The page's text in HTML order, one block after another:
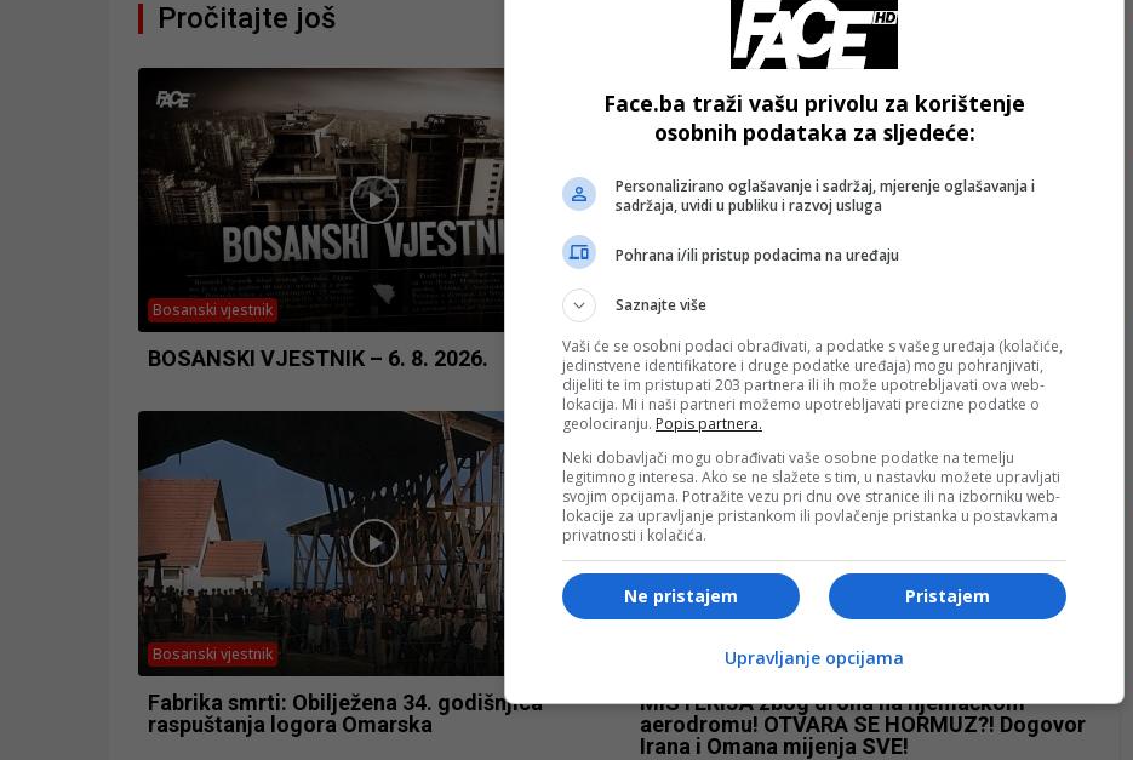
Pročitajte još
Bosanski vjestnik
BOSANSKI VJESTNIK – 6. 8. 2026.
Bosanski vjestnik
Mattu Josephu uručeno priznanje „Počasni
građanin Grada Sarajeva“
Bosanski vjestnik
Fabrika smrti: Obilježena 34. godišnjica
raspuštanja logora Omarska
Bosanski vjestnik
MISTERIJA zbog drona na njemačkom
aerodromu! OTVARA SE HORMUZ?! Dogovor
Irana i Omana mijenja SVE!
Face.ba traži vašu privolu za korištenje
osobnih podataka za sljedeće:
Personalizirano oglašavanje i sadržaj, mjerenje oglašavanja i
sadržaja, uvidi u publiku i razvoj usluga
Pohrana i/ili pristup podacima na uređaju
Saznajte više
Vaši će se osobni podaci obrađivati, a podatke s vašeg uređaja (kolačiće,
jedinstvene identifikatore i druge podatke uređaja) mogu pohranjivati,
dijeliti te im pristupati 203 partnera ili ih može upotrebljavati ova web-
lokacija. Mi i naši partneri možemo upotrebljavati precizne podatke o
geolociranju. Popis partnera.
Neki dobavljači mogu obrađivati vaše osobne podatke na temelju
legitimnog interesa. Ako se ne slažete s tim, u nastavku možete upravljati
svojim opcijama. Potražite vezu pri dnu ove stranice ili na izborniku web-
lokacije za upravljanje pristankom ili povlačenje pristanka u postavkama
privatnosti i kolačića.
Pristajem
Ne pristajem
Upravljanje opcijama